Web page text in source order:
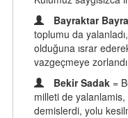
Bayraktar
toplumu da
olduğuna ısrar
vazgeçmeye
Bekir Sadak =
milleti de
demislerdi, yolu